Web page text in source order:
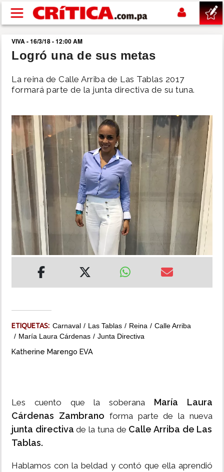
Pasar al contenido principal
buscar
POLÍTICA
SHOW
DEPORTES
MUNDO
INSÓLITAS
MULTIMEDIA
VIVA - 16/3/18 - 12:00 AM
Logró una de sus metas
La reina de Calle Arriba de Las Tablas 2017
formará parte de la junta directiva de su tuna.
ETIQUETAS: Carnaval Las Tablas Reina
Calle Arriba
María Laura Cárdenas
Junta Directiva
Katherine Marengo EVA
Les cuento que la soberana María Laura
Cárdenas Zambrano forma parte de la nueva
junta directiva de la tuna de Calle Arriba de Las
Tablas.
Hablamos con la beldad y contó que ella aprendió